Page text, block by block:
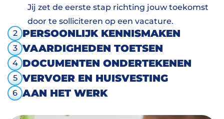
Jij zet de eerste stap richting jouw toekomst
door te solliciteren op een vacature.
2
PERSOONLIJK KENNISMAKEN
3 VAARDIGHEDEN TOETSEN
4 DOCUMENTEN ONDERTEKENEN
5 VERVOER EN HUISVESTING
6 AAN HET WERK